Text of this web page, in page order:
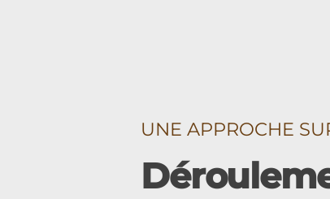
UNE APPROCHE